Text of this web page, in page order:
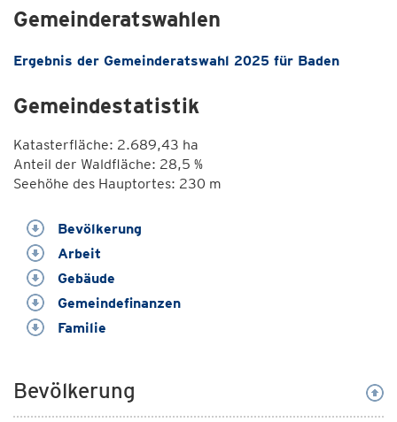
Gemeinderatswahlen
Ergebnis der Gemeinderatswahl 2025 für Baden
Gemeindestatistik
Katasterfläche: 2.689,43 ha
Anteil der Waldfläche: 28,5 %
Seehöhe des Hauptortes: 230 m
Bevölkerung
Arbeit
Gebäude
Gemeindefinanzen
Familie
Bevölkerung